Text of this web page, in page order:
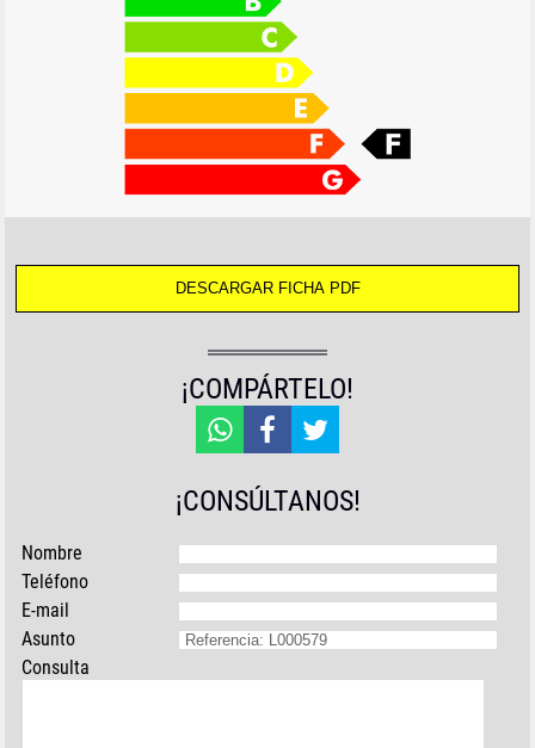
¡COMPÁRTELO!
¡CONSÚLTANOS!
Nombre
Teléfono
E-mail
Asunto
Consulta